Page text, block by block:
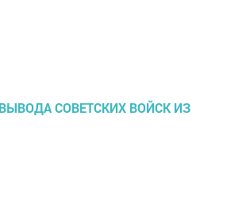
СОВЕТСКИХ ВОЙСК ИЗ